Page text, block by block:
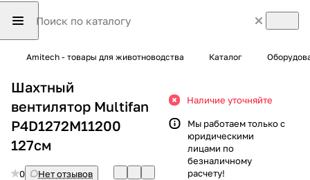
Amitech - товары для животноводства Каталог
Шахтный
вентилятор Multifan
P4D1272M11200
127см
0
Нет отзывов
Наличие уточняйте
Мы работаем только с
юридическими
лицами по
безналичному
расчету!